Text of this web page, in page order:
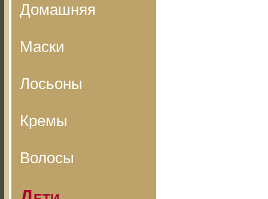
Домашняя
Маски
Лосьоны
Кремы
Волосы